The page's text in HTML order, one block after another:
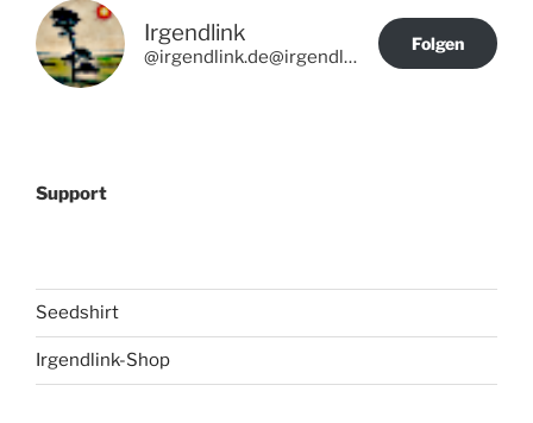
Irgendlink
@irgendlink.de@irgendlink.de
Folgen
Support
Seedshirt
Irgendlink-Shop